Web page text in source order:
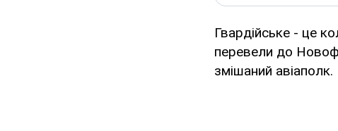
Гвардійське - це
перевели до
змішаний авіаполк.